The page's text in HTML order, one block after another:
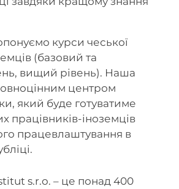
курси чеської
(базовий та
вищий рівень). Наша
центром
який буде готуватиме
працівників-іноземців
працевлаштування в
s.r.o. – це понад 400